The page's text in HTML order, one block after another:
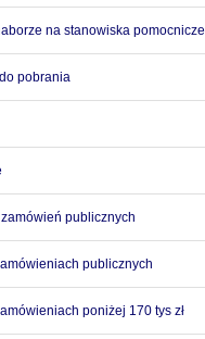
na stanowiska pomocnicze
pobrania
publicznych
publicznych
poniżej 170 tys zł